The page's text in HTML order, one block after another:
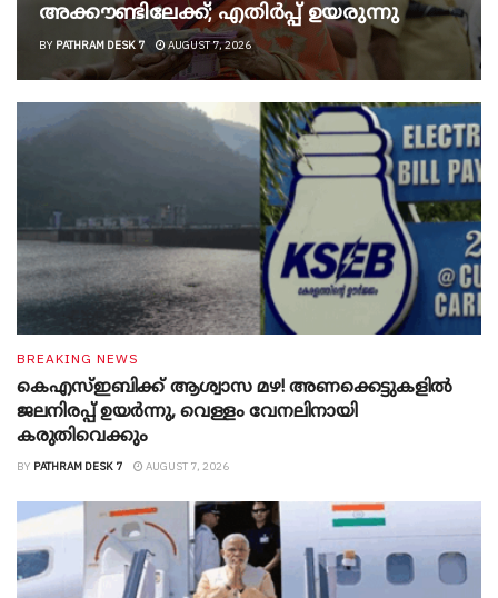
അക്കൗണ്ടിലേക്ക്; എതിർപ്പ് ഉയരുന്നു
BY PATHRAM DESK 7 AUGUST 7, 2026
BREAKING NEWS
കെഎസ്ഇബിക്ക് ആശ്വാസ മഴ! അണക്കെട്ടുകളിൽ
ജലനിരപ്പ് ഉയർന്നു, വെള്ളം വേനലിനായി
കരുതിവെക്കും
BY PATHRAM DESK 7 AUGUST 7, 2026